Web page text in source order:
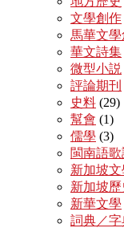
文學創作
馬華文
華文詩集
微型小説
評論期刊
史料 (29)
幫會 (1)
儒學 (3)
閩南語歌
新加坡文
新加坡歷
新華文學
詞典／字